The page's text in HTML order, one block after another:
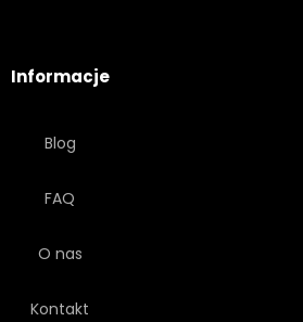
Informacje
Blog
FAQ
O nas
Kontakt